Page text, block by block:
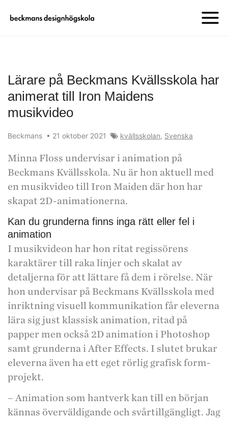
Lärare på Beckmans Kvällsskola har
animerat till Iron Maidens
musikvideo
Beckmans • 21 oktober 2021 kvällsskolan, Svenska
Minna Floss undervisar i animation på
Beckmans Kvällsskola. Nu är hon aktuell med
en musikvideo till Iron Maiden där hon har
skapat 2D-animationerna.
Kan du grunderna finns inga rätt eller fel i
animation
I musikvideon har hon ritat regissörens
karaktärer till raka linjer och skalat av
detaljerna för att lättare få dem i rörelse. När
hon undervisar på Beckmans Kvällsskola med
inriktning visuell kommunikation får eleverna
lära sig just klassisk animation, ritad på
papper men också 2D animation i Photoshop
samt grunderna i After Effects. I slutet brukar
eleverna även ha ett eget rörlig grafisk form-
projekt.
– Animation som hantverk kan till en början
kännas överväldigande och svårtillgängligt. Jag